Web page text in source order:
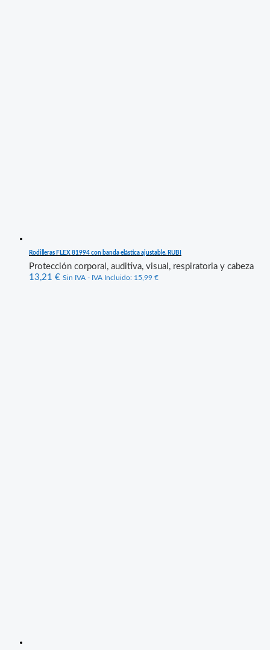
Rodilleras FLEX 81994 con banda elástica ajustable. RUBI
Protección corporal, auditiva, visual, respiratoria y cabeza
13,21 € Sin IVA - IVA Incluido: 15,99 €